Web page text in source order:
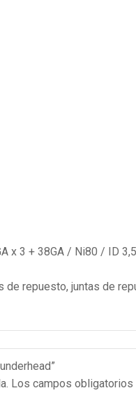
x 3 + 38GA / Ni80 / ID
de repuesto, juntas de
Los campos obligatorios